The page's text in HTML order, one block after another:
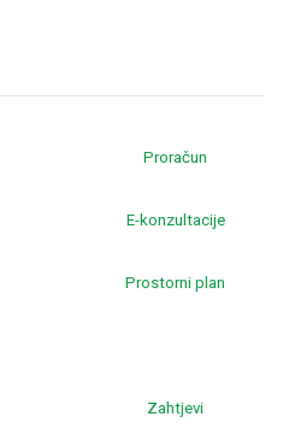
Proračun
E-konzultacije
Prostorni plan
Zahtjevi